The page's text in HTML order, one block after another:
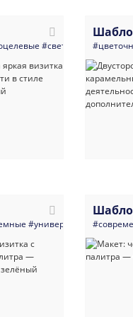
#светлые #яркая
#универсальные